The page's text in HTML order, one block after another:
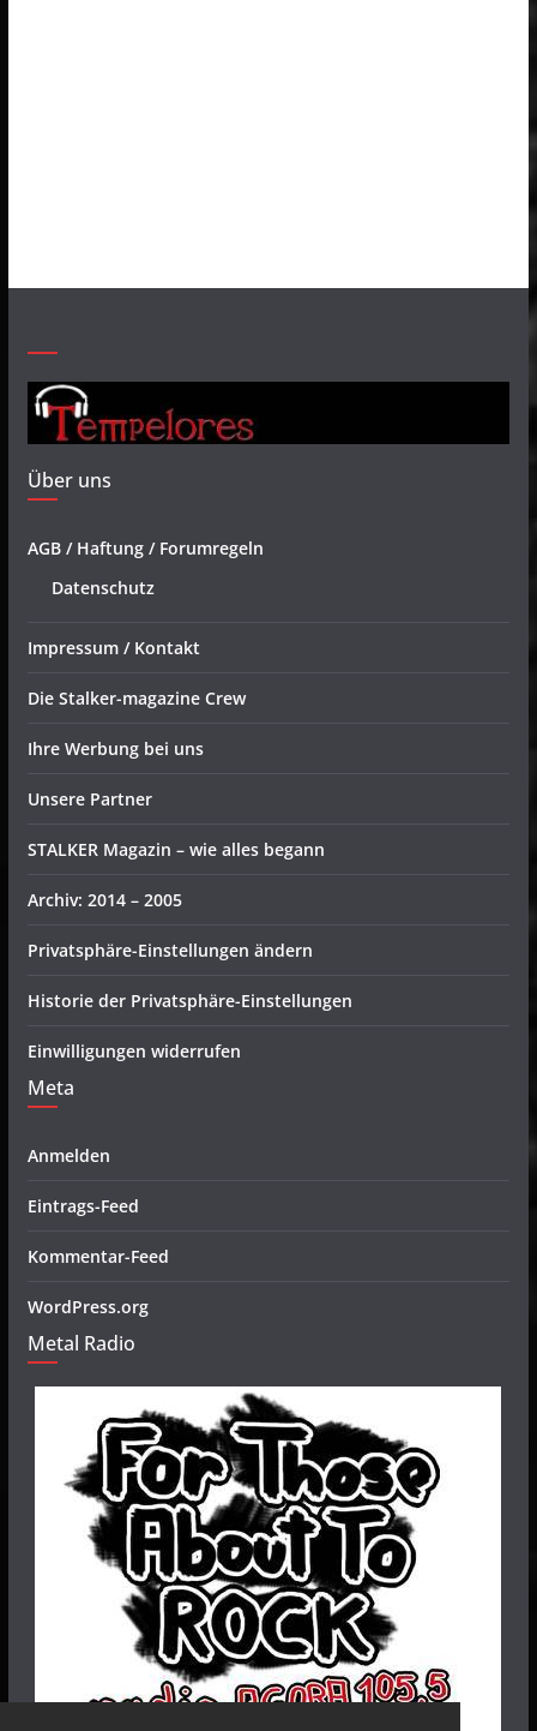
Über uns
AGB / Haftung / Forumregeln
Datenschutz
Impressum / Kontakt
Die Stalker-magazine Crew
Ihre Werbung bei uns
Unsere Partner
STALKER Magazin – wie alles begann
Archiv: 2014 – 2005
Privatsphäre-Einstellungen ändern
Historie der Privatsphäre-Einstellungen
Einwilligungen widerrufen
Meta
Anmelden
Eintrags-Feed
Kommentar-Feed
WordPress.org
Metal Radio